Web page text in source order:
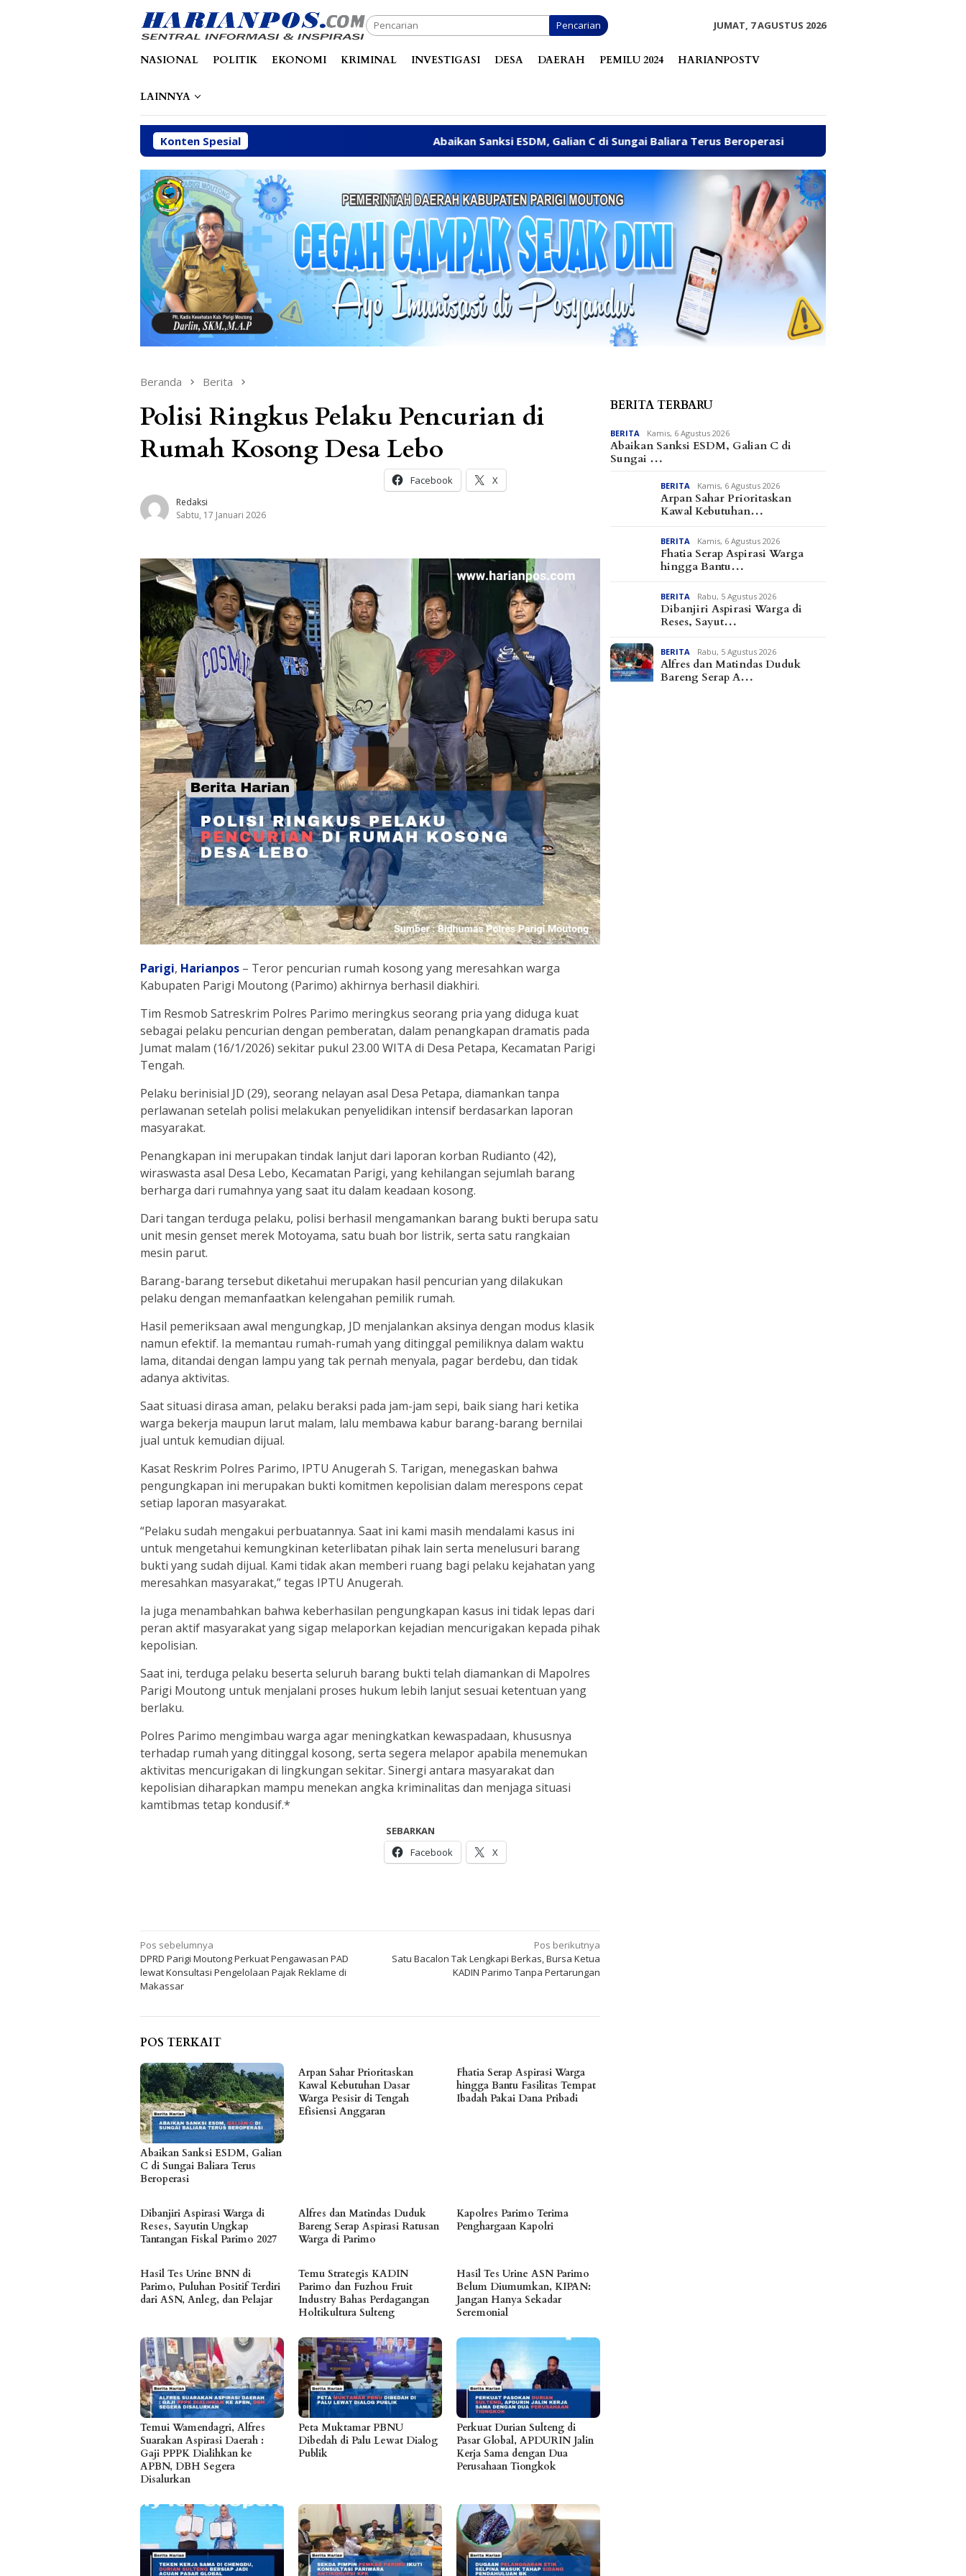
Pencarian JUMAT, 7 AGUSTUS 2026
NASIONAL POLITIK EKONOMI KRIMINAL INVESTIGASI DESA DAERAH PEMILU 2024 HARIANPOSTV
LAINNYA
Konten Spesial Abaikan Sanksi ESDM, Galian C di Sungai Baliara Terus Beroperasi Arpan Sahar Prioritaskan Kawal Kebutuhan
Beranda Berita
Polisi Ringkus Pelaku Pencurian di
Rumah Kosong Desa Lebo
Redaksi
Sabtu, 17 Januari 2026
Facebook X
Parigi, Harianpos – Teror pencurian rumah kosong yang meresahkan warga
Kabupaten Parigi Moutong (Parimo) akhirnya berhasil diakhiri.
Tim Resmob Satreskrim Polres Parimo meringkus seorang pria yang diduga kuat
sebagai pelaku pencurian dengan pemberatan, dalam penangkapan dramatis pada
Jumat malam (16/1/2026) sekitar pukul 23.00 WITA di Desa Petapa, Kecamatan Parigi
Tengah.
Pelaku berinisial JD (29), seorang nelayan asal Desa Petapa, diamankan tanpa
perlawanan setelah polisi melakukan penyelidikan intensif berdasarkan laporan
masyarakat.
Penangkapan ini merupakan tindak lanjut dari laporan korban Rudianto (42),
wiraswasta asal Desa Lebo, Kecamatan Parigi, yang kehilangan sejumlah barang
berharga dari rumahnya yang saat itu dalam keadaan kosong.
Dari tangan terduga pelaku, polisi berhasil mengamankan barang bukti berupa satu
unit mesin genset merek Motoyama, satu buah bor listrik, serta satu rangkaian
mesin parut.
Barang-barang tersebut diketahui merupakan hasil pencurian yang dilakukan
pelaku dengan memanfaatkan kelengahan pemilik rumah.
Hasil pemeriksaan awal mengungkap, JD menjalankan aksinya dengan modus klasik
namun efektif. Ia memantau rumah-rumah yang ditinggal pemiliknya dalam waktu
lama, ditandai dengan lampu yang tak pernah menyala, pagar berdebu, dan tidak
adanya aktivitas.
Saat situasi dirasa aman, pelaku beraksi pada jam-jam sepi, baik siang hari ketika
warga bekerja maupun larut malam, lalu membawa kabur barang-barang bernilai
jual untuk kemudian dijual.
Kasat Reskrim Polres Parimo, IPTU Anugerah S. Tarigan, menegaskan bahwa
pengungkapan ini merupakan bukti komitmen kepolisian dalam merespons cepat
setiap laporan masyarakat.
“Pelaku sudah mengakui perbuatannya. Saat ini kami masih mendalami kasus ini
untuk mengetahui kemungkinan keterlibatan pihak lain serta menelusuri barang
bukti yang sudah dijual. Kami tidak akan memberi ruang bagi pelaku kejahatan yang
meresahkan masyarakat,” tegas IPTU Anugerah.
Ia juga menambahkan bahwa keberhasilan pengungkapan kasus ini tidak lepas dari
peran aktif masyarakat yang sigap melaporkan kejadian mencurigakan kepada pihak
kepolisian.
Saat ini, terduga pelaku beserta seluruh barang bukti telah diamankan di Mapolres
Parigi Moutong untuk menjalani proses hukum lebih lanjut sesuai ketentuan yang
berlaku.
Polres Parimo mengimbau warga agar meningkatkan kewaspadaan, khususnya
terhadap rumah yang ditinggal kosong, serta segera melapor apabila menemukan
aktivitas mencurigakan di lingkungan sekitar. Sinergi antara masyarakat dan
kepolisian diharapkan mampu menekan angka kriminalitas dan menjaga situasi
kamtibmas tetap kondusif.*
SEBARKAN
Facebook
X
Navigasi
pos
Pos sebelumnya
DPRD Parigi Moutong Perkuat Pengawasan PAD
lewat Konsultasi Pengelolaan Pajak Reklame di
Makassar
Pos berikutnya
Satu Bacalon Tak Lengkapi Berkas, Bursa Ketua
KADIN Parimo Tanpa Pertarungan
POS TERKAIT
Abaikan Sanksi ESDM, Galian
C di Sungai Baliara Terus
Beroperasi
Arpan Sahar Prioritaskan
Kawal Kebutuhan Dasar
Warga Pesisir di Tengah
Efisiensi Anggaran
Fhatia Serap Aspirasi Warga
hingga Bantu Fasilitas Tempat
Ibadah Pakai Dana Pribadi
Dibanjiri Aspirasi Warga di
Reses, Sayutin Ungkap
Tantangan Fiskal Parimo 2027
Alfres dan Matindas Duduk
Bareng Serap Aspirasi Ratusan
Warga di Parimo
Kapolres Parimo Terima
Penghargaan Kapolri
Hasil Tes Urine BNN di
Parimo, Puluhan Positif Terdiri
dari ASN, Anleg, dan Pelajar
Temu Strategis KADIN
Parimo dan Fuzhou Fruit
Industry Bahas Perdagangan
Holtikultura Sulteng
Hasil Tes Urine ASN Parimo
Belum Diumumkan, KIPAN:
Jangan Hanya Sekadar
Seremonial
Temui Wamendagri, Alfres
Suarakan Aspirasi Daerah :
Gaji PPPK Dialihkan ke
APBN, DBH Segera
Disalurkan
Peta Muktamar PBNU
Dibedah di Palu Lewat Dialog
Publik
Perkuat Durian Sulteng di
Pasar Global, APDURIN Jalin
Kerja Sama dengan Dua
Perusahaan Tiongkok
BERITA TERBARU
BERITA Kamis, 6 Agustus 2026
Abaikan Sanksi ESDM, Galian C di
Sungai …
BERITA Kamis, 6 Agustus 2026
Arpan Sahar Prioritaskan
Kawal Kebutuhan…
BERITA Kamis, 6 Agustus 2026
Fhatia Serap Aspirasi Warga
hingga Bantu…
BERITA Rabu, 5 Agustus 2026
Dibanjiri Aspirasi Warga di
Reses, Sayut…
BERITA Rabu, 5 Agustus 2026
Alfres dan Matindas Duduk
Bareng Serap A…